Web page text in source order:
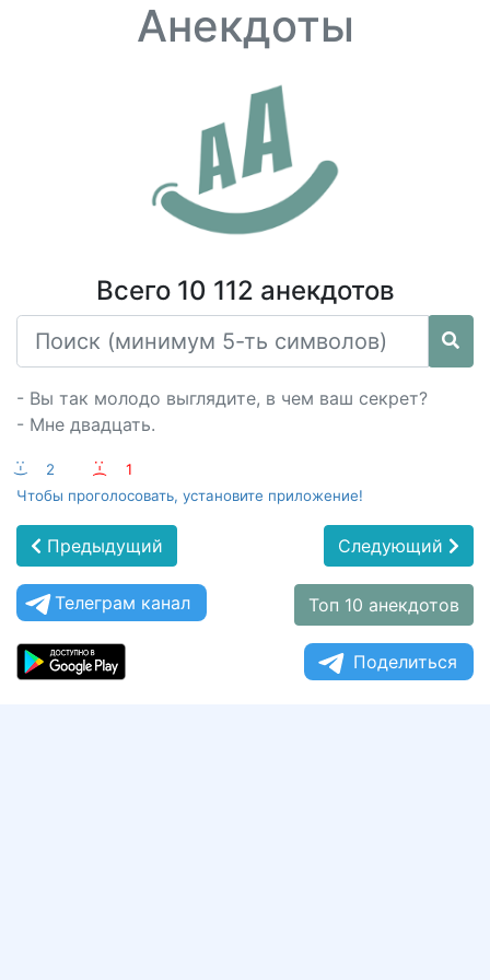
Анекдоты
Всего 10 112 анекдотов
- Вы так молодо выглядите, в чем ваш секрет?
- Мне двадцать.
:-) 2 :-(
1
Чтобы проголосовать, установите приложение!
Предыдущий Следующий
Телеграм канал Топ 10 анекдотов
Поделиться